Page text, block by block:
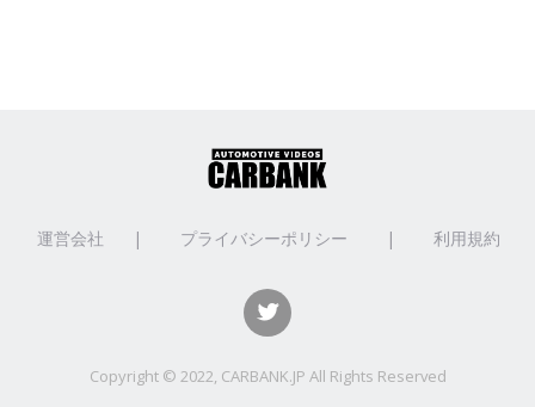
運営会社 | プライバシーポリシー | 利用規約
Copyright © 2022, CARBANK.JP All Rights Reserved